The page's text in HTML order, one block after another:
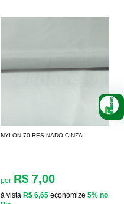
NYLON 70 RESINADO CINZA
por R$ 7,00
à vista R$ 6,65 economize 5% no